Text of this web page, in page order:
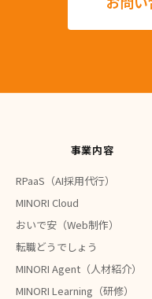
事業内容
RPaaS（AI採用代行）
MINORI Cloud
おいで安（Web制作）
転職どうでしょう
MINORI Agent（人材紹介）
MINORI Learning（研修）